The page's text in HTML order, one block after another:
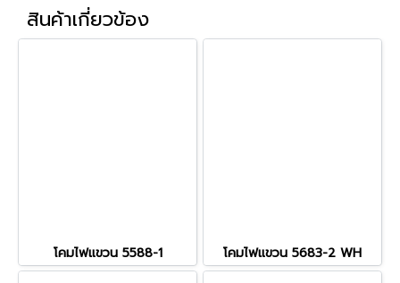
สินค้าเกี่ยวข้อง
โคมไฟแขวน 5588-1 โคมไฟแขวน 5683-2 WH